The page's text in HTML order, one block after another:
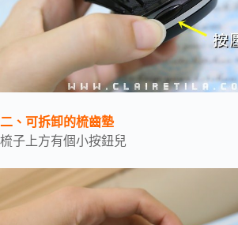
二、可拆卸的梳齒墊
梳子上方有個小按鈕兒